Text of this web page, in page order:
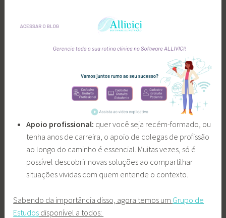
Apoio profissional: quer você seja recém-formado, ou
tenha anos de carreira, o apoio de colegas de profissão
ao longo do caminho é essencial. Muitas vezes, só é
possível descobrir novas soluções ao compartilhar
situações vividas com quem entende o contexto.
Sabendo da importância disso, agora temos um Grupo de
Estudos disponível a todos: